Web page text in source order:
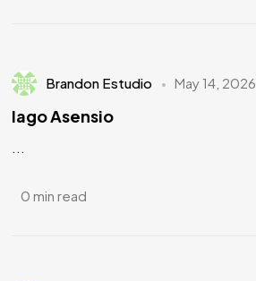
Brandon Estudio May 14, 2026
Iago Asensio
...
0 min read